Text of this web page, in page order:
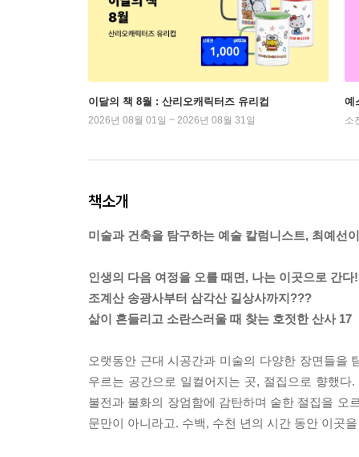
이달의 책 8월 : 산리오캐릭터즈 유리컵
2026년 08월 01일 ~ 2026년 08월 31일
예
소
책소개
미술과 건축을 탐구하는 예술 칼럼니스트, 최예선
인생의 다음 여정을 오를 때면, 나는 이곳으로 간다!
조계산 송광사부터 삼각산 길상사까지???
삶이 흔들리고 소란스러울 때 찾는 호젓한 산사 17
오랫동안 근대 시공간과 미술의 다양한 장면들을
우르는 공간으로 일컬어지는 곳, 절집으로 향했
불전과 불화의 장엄함에 감탄하며 숱한 절집을 오
문만이 아니라고. 수백, 수천 년의 시간 동안 이곳